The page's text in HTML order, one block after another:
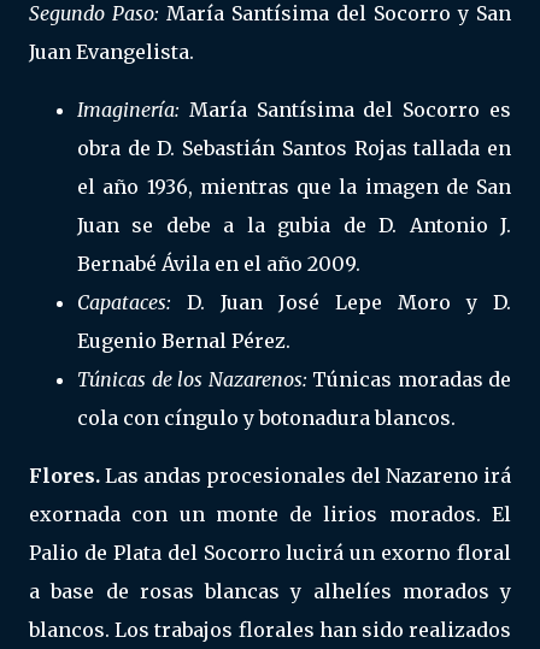
Segundo Paso: María Santísima del Socorro y San
Juan Evangelista.
Imaginería: María Santísima del Socorro es
obra de D. Sebastián Santos Rojas tallada en
el año 1936, mientras que la imagen de San
Juan se debe a la gubia de D. Antonio J.
Bernabé Ávila en el año 2009.
Capataces:
D. Juan José Lepe Moro y D.
Eugenio Bernal Pérez.
Túnicas de los Nazarenos: Túnicas moradas de
cola con cíngulo y botonadura blancos.
Flores. Las andas procesionales del Nazareno irá
exornada con un monte de lirios morados. El
Palio de Plata del Socorro lucirá un exorno floral
a base de rosas blancas y alhelíes morados y
blancos. Los trabajos florales han sido realizados